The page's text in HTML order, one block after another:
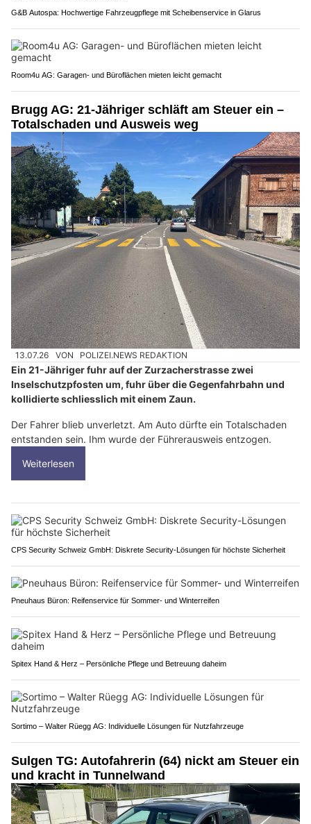
G&B Autospa: Hochwertige Fahrzeugpflege mit Scheibenservice in Glarus
Room4u AG: Garagen- und Büroflächen mieten leicht gemacht
Brugg AG: 21-Jähriger schläft am Steuer ein –
Totalschaden und Ausweis weg
13.07.26 VON POLIZEI.NEWS REDAKTION
Ein 21-Jähriger fuhr auf der Zurzacherstrasse zwei
Inselschutzpfosten um, fuhr über die Gegenfahrbahn und
kollidierte schliesslich mit einem Zaun.
Der Fahrer blieb unverletzt. Am Auto dürfte ein Totalschaden
entstanden sein. Ihm wurde der Führerausweis entzogen.
Weiterlesen
CPS Security Schweiz GmbH: Diskrete Security-Lösungen für höchste Sicherheit
Pneuhaus Büron: Reifenservice für Sommer- und Winterreifen
Spitex Hand & Herz – Persönliche Pflege und Betreuung daheim
Sortimo – Walter Rüegg AG: Individuelle Lösungen für Nutzfahrzeuge
Sulgen TG: Autofahrerin (64) nickt am Steuer ein
und kracht in Tunnelwand